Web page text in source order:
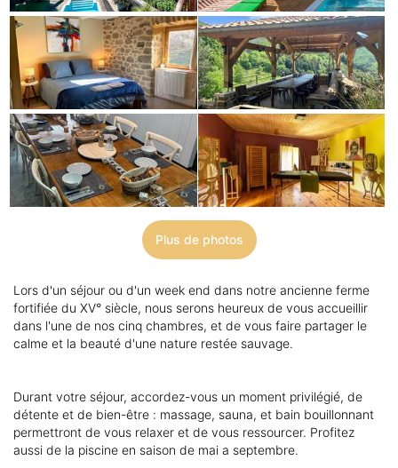
Plus de photos
Lors d'un séjour ou d'un week end dans notre ancienne ferme
fortifiée du XV° siècle, nous serons heureux de vous accueillir
dans l'une de nos cinq chambres, et de vous faire partager le
calme et la beauté d'une nature restée sauvage.
Durant votre séjour, accordez-vous un moment privilégié, de
détente et de bien-être : massage, sauna, et bain bouillonnant
permettront de vous relaxer et de vous ressourcer. Profitez
aussi de la piscine en saison de mai a septembre.